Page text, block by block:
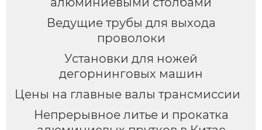
Ведущие трубы для выхода
проволоки
Установки для ножей
дегорнинговых машин
Цены на главные валы трансмиссии
Непрерывное литье и прокатка